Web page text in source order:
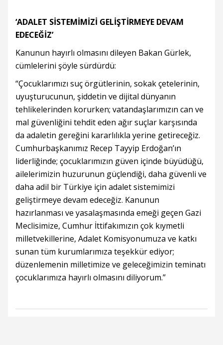
‘ADALET SİSTEMİMİZİ GELİŞTİRMEYE DEVAM
EDECEĞİZ’
Kanunun hayırlı olmasını dileyen Bakan Gürlek,
cümlelerini şöyle sürdürdü:
“Çocuklarımızı suç örgütlerinin, sokak çetelerinin,
uyuşturucunun, şiddetin ve dijital dünyanın
tehlikelerinden korurken; vatandaşlarımızın can ve
mal güvenliğini tehdit eden ağır suçlar karşısında
da adaletin gereğini kararlılıkla yerine getireceğiz.
Cumhurbaşkanımız Recep Tayyip Erdoğan’ın
liderliğinde; çocuklarımızın güven içinde büyüdüğü,
ailelerimizin huzurunun güçlendiği, daha güvenli ve
daha adil bir Türkiye için adalet sistemimizi
geliştirmeye devam edeceğiz. Kanunun
hazırlanması ve yasalaşmasında emeği geçen Gazi
Meclisimize, Cumhur İttifakımızın çok kıymetli
milletvekillerine, Adalet Komisyonumuza ve katkı
sunan tüm kurumlarımıza teşekkür ediyor;
düzenlemenin milletimize ve geleceğimizin teminatı
çocuklarımıza hayırlı olmasını diliyorum.”